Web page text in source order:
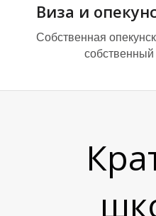
Виза и
Собственная